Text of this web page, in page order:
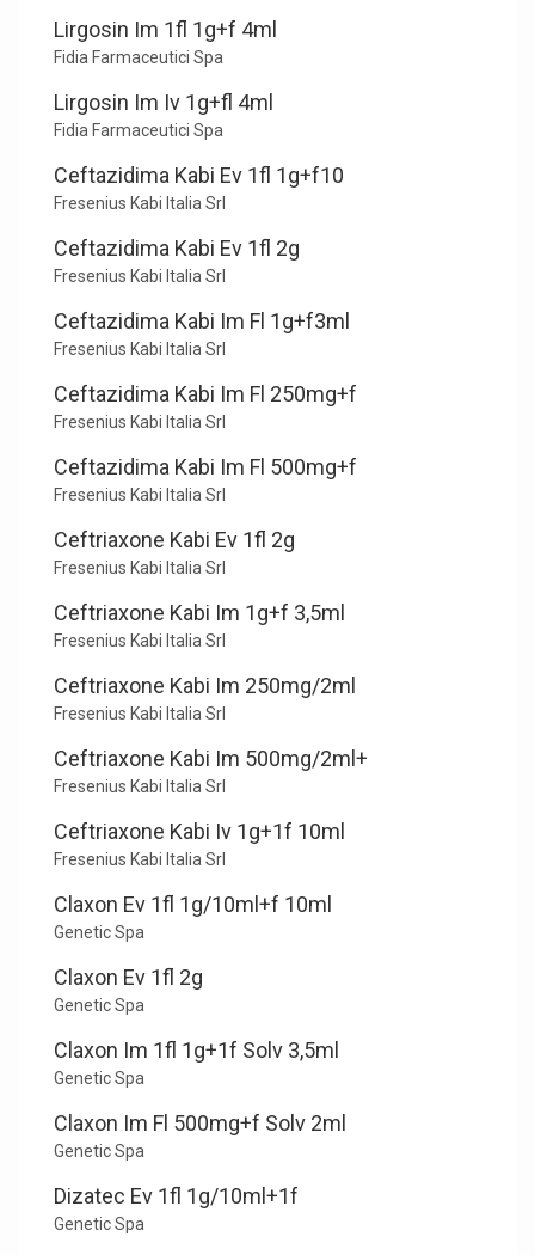
Lirgosin Im 1fl 1g+f 4ml
Fidia Farmaceutici Spa
Lirgosin Im Iv 1g+fl 4ml
Fidia Farmaceutici Spa
Ceftazidima Kabi Ev 1fl 1g+f10
Fresenius Kabi Italia Srl
Ceftazidima Kabi Ev 1fl 2g
Fresenius Kabi Italia Srl
Ceftazidima Kabi Im Fl 1g+f3ml
Fresenius Kabi Italia Srl
Ceftazidima Kabi Im Fl 250mg+f
Fresenius Kabi Italia Srl
Ceftazidima Kabi Im Fl 500mg+f
Fresenius Kabi Italia Srl
Ceftriaxone Kabi Ev 1fl 2g
Fresenius Kabi Italia Srl
Ceftriaxone Kabi Im 1g+f 3,5ml
Fresenius Kabi Italia Srl
Ceftriaxone Kabi Im 250mg/2ml
Fresenius Kabi Italia Srl
Ceftriaxone Kabi Im 500mg/2ml+
Fresenius Kabi Italia Srl
Ceftriaxone Kabi Iv 1g+1f 10ml
Fresenius Kabi Italia Srl
Claxon Ev 1fl 1g/10ml+f 10ml
Genetic Spa
Claxon Ev 1fl 2g
Genetic Spa
Claxon Im 1fl 1g+1f Solv 3,5ml
Genetic Spa
Claxon Im Fl 500mg+f Solv 2ml
Genetic Spa
Dizatec Ev 1fl 1g/10ml+1f
Genetic Spa